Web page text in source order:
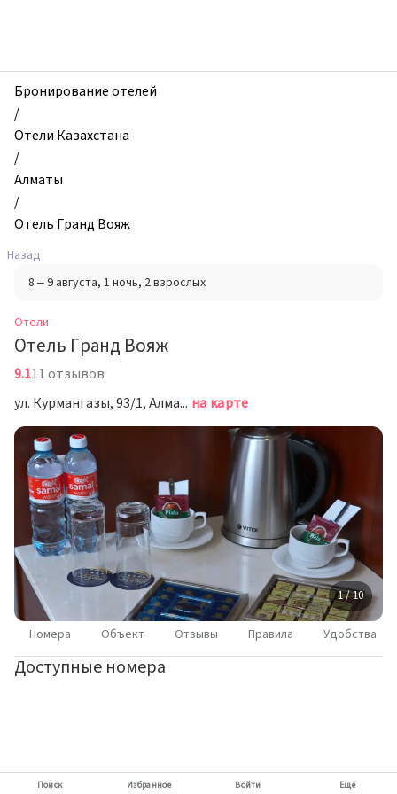
Отель
Гранд
Вояж,
Алматы,
Казахстан
Бронирование отелей
/
Отели Казахстана
/
Алматы
/
Отель Гранд Вояж
Назад
8 – 9 августа, 1 ночь, 2 взрослых
Отели
Отель Гранд Вояж
9.111 отзывов
ул. Курмангазы, 93/1, Алматы, Алматы на карте
1 / 10
Номера Объект Отзывы Правила Удобства
Доступные номера
Поиск Избранное Войти Ещё